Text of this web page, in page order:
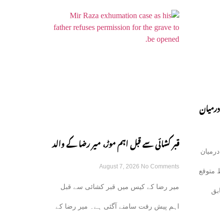
متوقع
قبر کشائی سے قبل اہم موڑ، میر رضا کے والد
نے اجازت دینے سے انکار کر دیا
August 7, 2026 No Comments
میر رضا کے کیس میں قبر کشائی سے قبل
اہم پیش رفت سامنے آگئی ہے۔ میر رضا کے